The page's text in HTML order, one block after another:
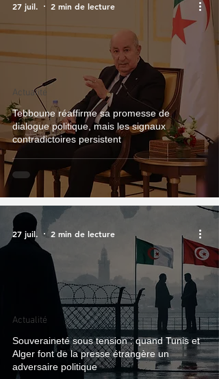
Tebboune réaffirme sa promesse de
dialogue politique, mais les signaux
contradictoires persistent
Actualité
27 juil. 2 min de lecture
Souveraineté sous tension : quand Tunis et
Alger font de la presse étrangère un
adversaire politique
Actualité
27 juil. 2 min de lecture